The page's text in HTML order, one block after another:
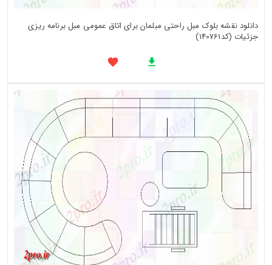
دانلود نقشه بلوک مبل راحتی مبلمان برای اتاق عمومی مبل برنامه ریزی
جزئیات (کد140761)